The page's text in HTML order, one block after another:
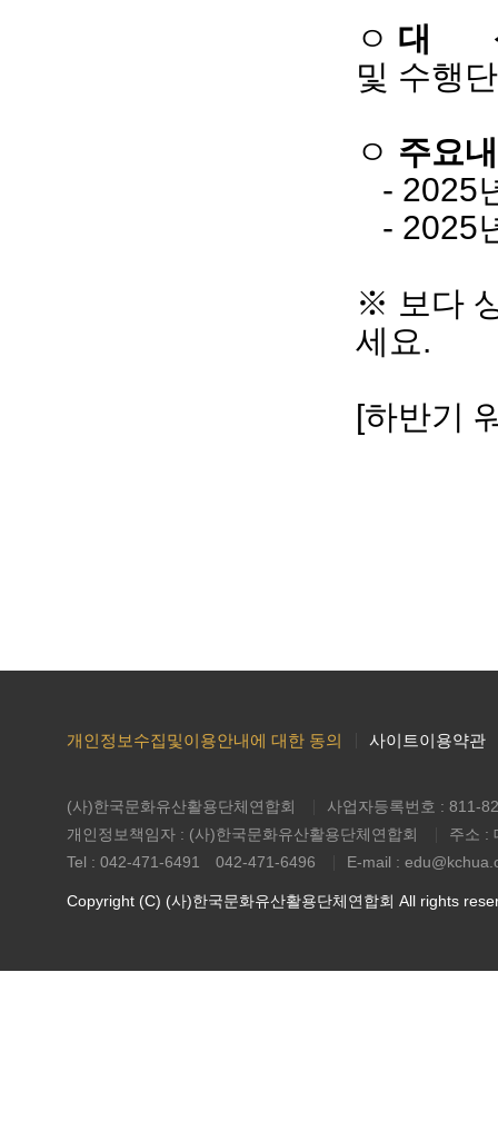
ㅇ 대
및 수행
ㅇ 주요
- 2025
- 2025
※ 보다
세요.
[하반기
개인정보수집및이용안내에 대한 동의 사이트이용약관
(사)한국문화유산활용단체연합회
사업자등록번호 : 811-
개인정보책임자 : (사)한국문화유산활용단체연합회
주소 :
Tel : 042-471-6491 042-471-6496
E-mail :
Copyright (C) (사)한국문화유산활용단체연합회 All rights